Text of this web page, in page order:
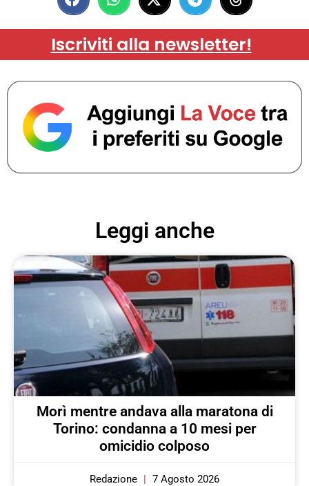
Iscriviti alla newsletter!
Leggi anche
Morì mentre andava alla maratona di
Torino: condanna a 10 mesi per
omicidio colposo
Redazione 7 Agosto 2026